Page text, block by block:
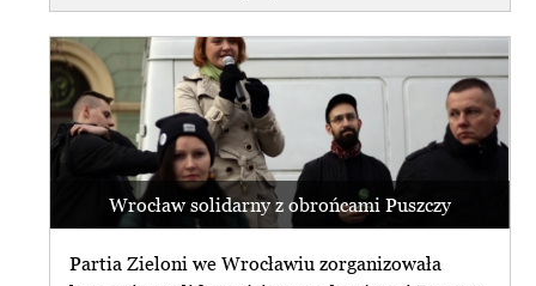
Wrocław solidarny z obrońcami Puszczy
Partia Zieloni we Wrocławiu zorganizowała